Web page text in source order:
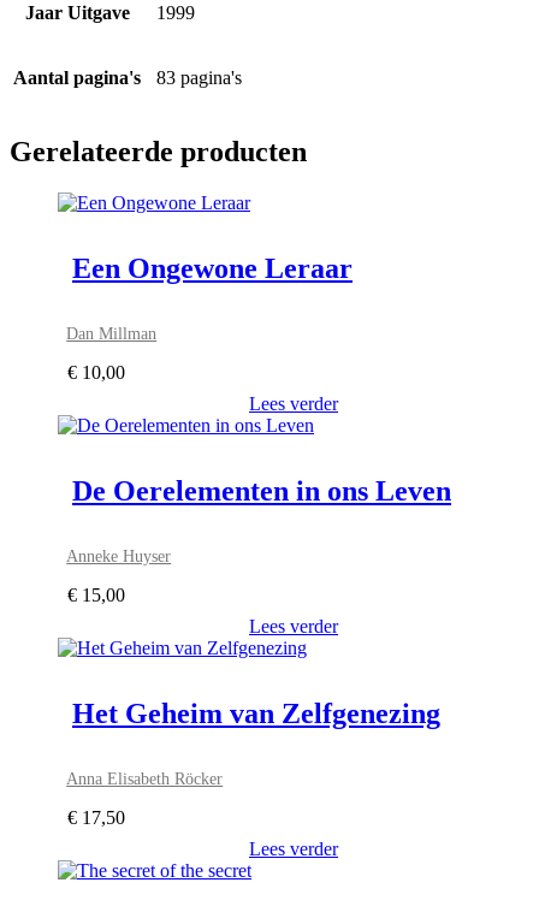
Jaar Uitgave 1999
Aantal pagina's 83 pagina's
Gerelateerde producten
Een Ongewone Leraar
Dan Millman
€ 10,00
Lees verder
De Oerelementen in ons Leven
Anneke Huyser
€ 15,00
Lees verder
Het Geheim van Zelfgenezing
Anna Elisabeth Röcker
€ 17,50
Lees verder